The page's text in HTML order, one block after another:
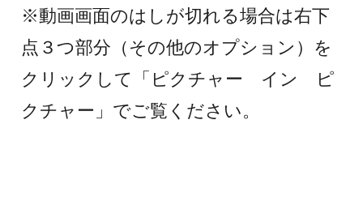
※動画画面のはしが切れる場合は右下
点３つ部分（その他のオプション）を
クリックして「ピクチャー イン ピ
クチャー」でご覧ください。